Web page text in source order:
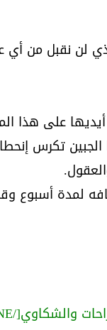
لن نقبل
على هذا
تكرس
لمدة أسبوع